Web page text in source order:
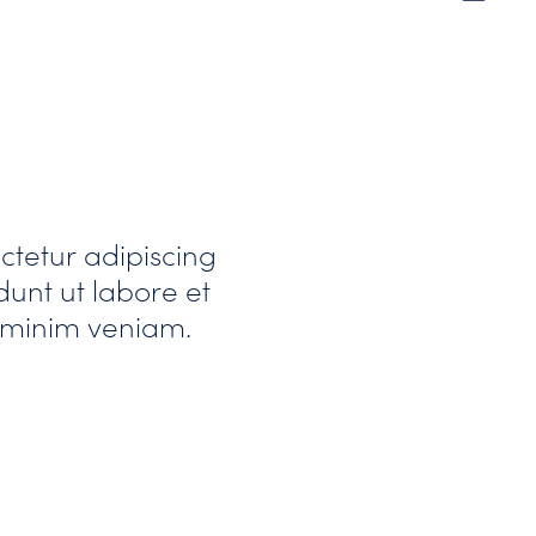
adipiscing
ut labore et
veniam.